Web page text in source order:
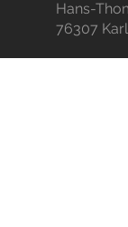
Hans-
76307